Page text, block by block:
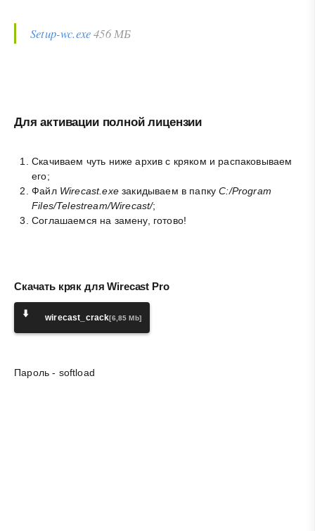
Setup-wc.exe456 МБ
Для активации полной лицензии
Скачиваем чуть ниже архив с кряком и распаковываем
его;
Файл Wirecast.exeзакидываем в папкуC:/Program
Files/Telestream/Wirecast/;
Соглашаемся на замену, готово!
Скачать кряк для Wirecast Pro
⬇️ wirecast_crack[6,85 Mb]
Пароль - softload